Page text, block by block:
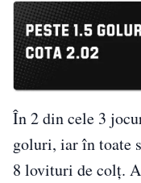
În 2 din cele 3
goluri, iar în toate
8 lovituri de colț.